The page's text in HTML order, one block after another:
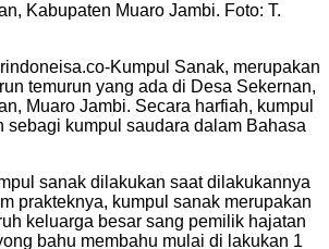
Kabupaten Muaro Jambi. Foto: T.
Kumpul Sanak, merupakan
temurun yang ada di Desa Sekernan,
Muaro Jambi. Secara harfiah, kumpul
sebagi kumpul saudara dalam Bahasa
sanak dilakukan saat dilakukannya
prakteknya, kumpul sanak merupakan
keluarga besar sang pemilik hajatan
bahu membahu mulai di lakukan 1